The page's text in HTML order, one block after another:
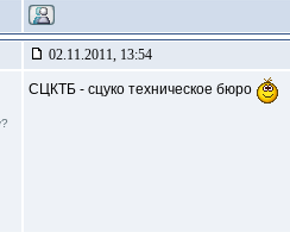
02.11.2011, 13:54
СЦКТБ - сцуко техническое бюро